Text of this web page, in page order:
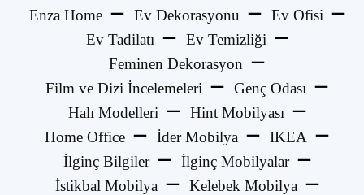
Enza Home
Ev Dekorasyonu
Ev Ofisi
Ev Tadilatı
Ev Temizliği
Feminen Dekorasyon
Film ve Dizi İncelemeleri
Genç Odası
Halı Modelleri
Hint Mobilyası
Home Office
İder Mobilya
IKEA
İlginç Bilgiler
İlginç Mobilyalar
İstikbal Mobilya
Kelebek Mobilya